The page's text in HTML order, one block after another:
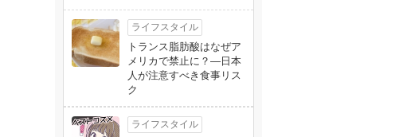
ライフスタイル
トランス脂肪酸はなぜア
メリカで禁止に？―日本
人が注意すべき食事リス
ク
ライフスタイル